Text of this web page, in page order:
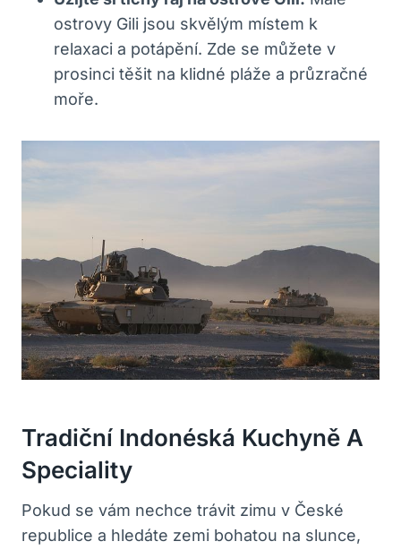
ostrovy Gili jsou skvělým místem k
relaxaci a potápění. Zde se můžete v
prosinci těšit na klidné pláže a průzračné
moře.
Tradiční Indonéská Kuchyně A
Speciality
Pokud se vám nechce trávit zimu v České
republice a hledáte zemi bohatou na slunce,